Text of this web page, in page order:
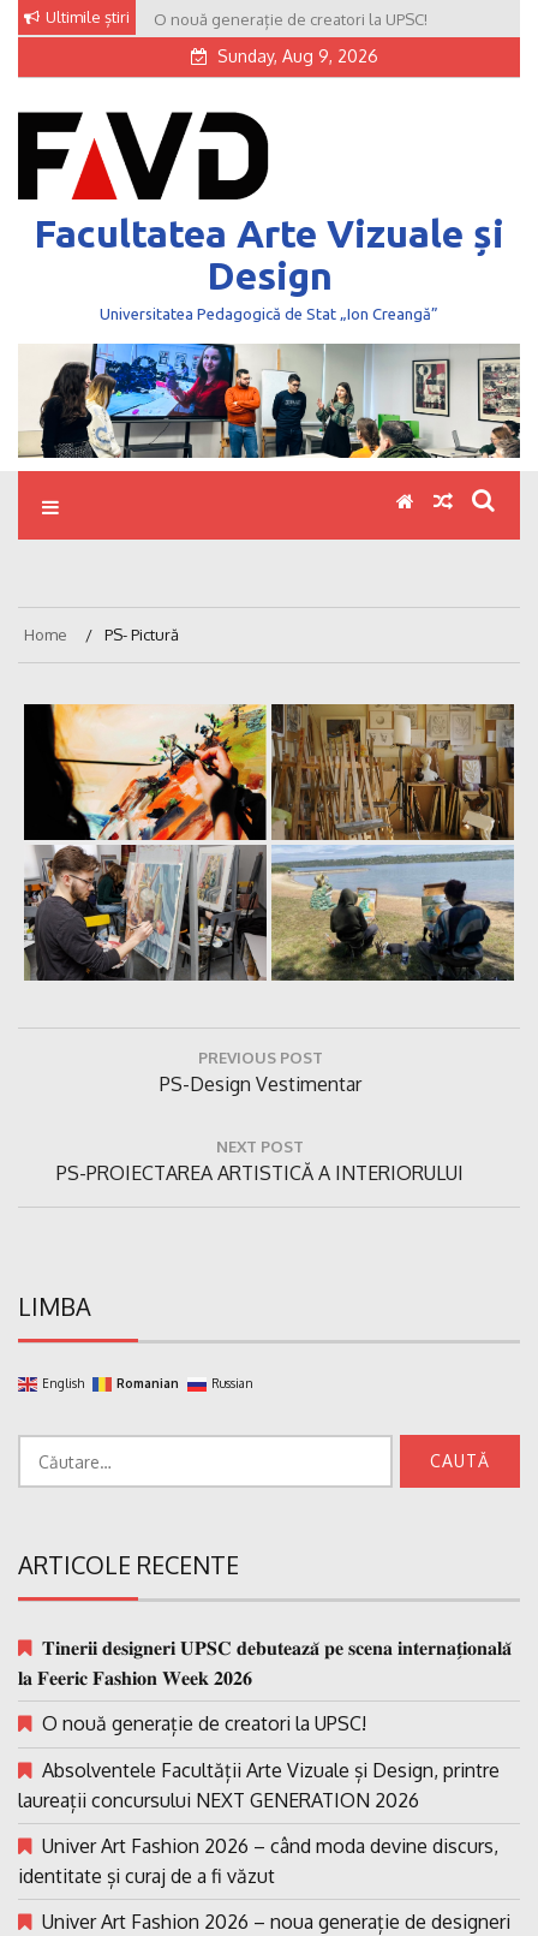
Skip
content
Ultimile știri O nouă generație de creatori la UPSC!
Sunday, Aug 9, 2026
Facultatea Arte Vizuale și
Design
Universitatea Pedagogică de Stat „Ion Creangă”
Home PS- Pictură
PREVIOUS POST
Previous
PS-Design Vestimentar
NEXT POST
Next
Post:
PS-PROIECTAREA ARTISTICĂ A INTERIORULUI
LIMBA
English Romanian Russian
ARTICOLE RECENTE
𝐓𝐢𝐧𝐞𝐫𝐢𝐢 𝐝𝐞𝐬𝐢𝐠𝐧𝐞𝐫𝐢 𝐔𝐏𝐒𝐂 𝐝𝐞𝐛𝐮𝐭𝐞𝐚𝐳𝐚̆ 𝐩𝐞 𝐬𝐜𝐞𝐧𝐚 𝐢𝐧𝐭𝐞𝐫𝐧𝐚𝐭̗𝐢𝐨𝐧𝐚𝐥𝐚̆
𝐥𝐚 𝐅𝐞𝐞𝐫𝐢𝐜 𝐅𝐚𝐬𝐡𝐢𝐨𝐧 𝐖𝐞𝐞𝐤 𝟐𝟎𝟐𝟔
O nouă generație de creatori la UPSC!
Absolventele Facultății Arte Vizuale și Design, printre
laureații concursului NEXT GENERATION 2026
Univer Art Fashion 2026 – când moda devine discurs,
identitate și curaj de a fi văzut
Univer Art Fashion 2026 – noua generație de designeri